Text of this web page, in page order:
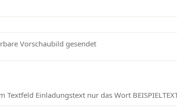
Vorschaubild gesendet
Einladungstext nur das Wort